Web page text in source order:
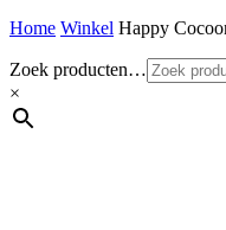
Home Winkel Happy
Zoek producten…
×